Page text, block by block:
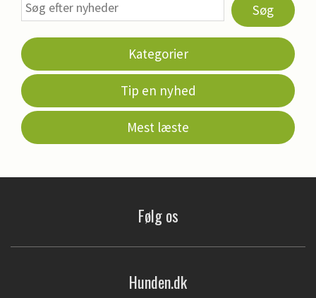
Søg
Kategorier
Tip en nyhed
Mest læste
Følg os
Hunden.dk